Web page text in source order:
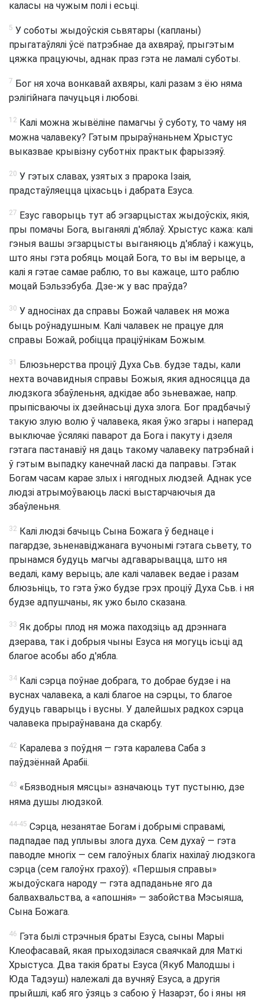
каласы на чужым полі і есьці.
5 У соботы жыдоўскія сьвятары (капланы)
прыгатаўлялі ўсё патрэбнае да ахвяраў, прыгэтым
цяжка працуючы, аднак праз гэта не ламалі суботы.
7 Бог ня хоча вонкавай ахвяры, калі разам з ёю няма
рэлігійнага пачуцьця і любові.
12 Калі можна жывёліне памагчы ў суботу, то чаму ня
можна чалавеку? Гэтым прыраўнаньнем Хрыстус
выказвае крывізну суботніх практык фарызэяў.
20 У гэтых славах, узятых з прарока Ізаія,
прадстаўляецца ціхасьць і дабрата Езуса.
27 Езус гаворыць тут аб эгзарцыстах жыдоўскіх, якія,
пры помачы Бога, выганялі д'яблаў. Хрыстус кажа: калі
гэныя вашы эгзарцысты выганяюць д'яблаў і кажуць,
што яны гэта робяць моцай Бога, то вы ім верыце, а
калі я гэтае самае раблю, то вы кажаце, што раблю
моцай Бэльзэбуба. Дзе-ж у вас праўда?
30 У адносінах да справы Божай чалавек ня можа
быць роўнадушным. Калі чалавек не працуе для
справы Божай, робіцца праціўнікам Божым.
31 Блюзьнерства проціў Духа Сьв. будзе тады, кали
нехта вочавидныя справы Божыя, якия адносяцца да
людзкога збаўленьня, адкідае або зьневажае, напр.
прыпісваючы іх дзейнасьці духа злога. Бог прадбачыў
такую злую волю ў чалавека, якая ўжо згары і наперад
выключае ўсялякі паварот да Бога і пакуту і дзеля
гэтага пастанавіў ня даць такому чалавеку патрэбнай і
ў гэтым выпадку канечнай ласкі да паправы. Гэтак
Богам часам карае злых і нягодных людзей. Аднак усе
людзі атрымоўваюць ласкі выстарчаючыя да
збаўленьня.
32 Калі людзі бачыць Сына Божага ў беднаце і
пагардзе, зьненавіджанага вучонымі гэтага сьвету, то
прынамся будуць магчы адгаварывацца, што ня
ведалі, каму верыць; але калі чалавек ведае і разам
блюзьніць, то гэта ўжо будзе грэх проціў Духа Сьв. і ня
будзе адпушчаны, як ужо было сказана.
33 Як добры плод ня можа паходзіць ад дрэннага
дзерава, так і добрыя чыны Езуса ня могуць ісьці ад
благое асобы або д'ябла.
34 Калі сэрца поўнае добрага, то добрае будзе і на
вуснах чалавека, а калі благое на сэрцы, то благое
будуць гаварыць і вусны. У далейшых радкох сэрца
чалавека прыраўнавана да скарбу.
42 Каралева з поўдня — гэта каралева Саба з
паўдзённай Арабіі.
43 «Бязводныя мясцы» азначаюць тут пустыню, дзе
няма душы людзкой.
44-45 Сэрца, незанятае Богам і добрымі справамі,
падпадае пад уплывы злога духа. Сем духаў — гэта
паводле многіх — сем галоўных благіх нахілаў людзкога
сэрца (сем галоўнх грахоў). «Першыя справы»
жыдоўскага народу — гэта адпаданьне яго да
балвахвальства, а «апошнія» — забойства Мэсыяша,
Сына Божага.
46 Гэта былі стрэчныя браты Езуса, сыны Марыі
Клеофасавай, якая прыходзілася сваячкай для Маткі
Хрыстуса. Два такія браты Езуса (Якуб Малодшы і
Юда Тадэуш) належалі да вучняў Езуса, а другія
прыйшлі, каб яго ўзяць з сабою ў Назарэт, бо і яны ня